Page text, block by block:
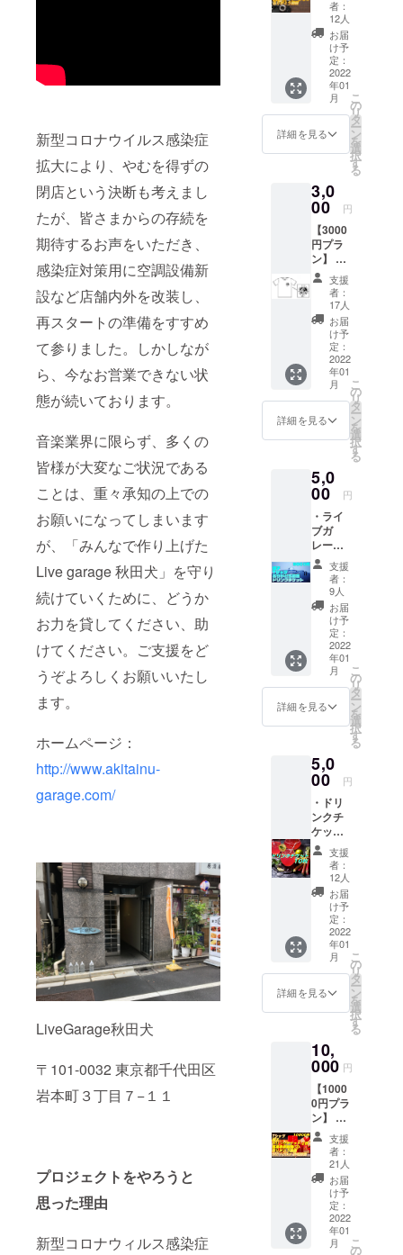
新型コロナウイルス感染症
拡大により、やむを得ずの
閉店という決断も考えまし
たが、皆さまからの存続を
期待するお声をいただき、
感染症対策用に空調設備新
設など店舗内外を改装し、
再スタートの準備をすすめ
て参りました。しかしなが
ら、今なお営業できない状
態が続いております。
音楽業界に限らず、多くの
皆様が大変なご状況である
ことは、重々承知の上での
お願いになってしまいます
が、「みんなで作り上げた
Live garage 秋田犬」を守り
続けていくために、どうか
お力を貸してください、助
けてください。ご支援をど
うぞよろしくお願いいたし
ます。
ホームページ：
http://www.akitainu-
garage.com/
LiveGarage秋田犬
〒101-0032 東京都千代田区
岩本町３丁目７−１１
プロジェクトをやろうと
思った理由
新型コロナウィルス感染症
画
1,000円
・オー
ナー馬
場孝幸
から感
謝の
メッ
セージ
シンプ
ルにご
ただけ
る方は
こちら
からお
願いし
ます。
メール
にて感
謝の
メッ
セージ
として
送らせ
ていた
だきま
す。
者：
12人
お届
け予
定：
2022
年01
月
詳細を見る
こ
の
リ
タ
ー
ン
を
選
択
す
る
3,0
00 円
【3000
円プラ
ン】 ・
ライブ
ガレー
ジ秋田
犬 オ
リジナ
ルTシャ
りがと
う動画
・ドリ
ンクチ
ケッ
ト 1枚
＝＝＝
＝＝＝
＝ ライ
ブガ
レージ
秋田
犬 オ
リジナ
ル T
シャツ
概要 サ
イズ：
S,M,L,L
L ※ 受注
生産と
なりま
すの
品また
は廃盤
により
仕様が
変更に
なる可
能性が
ござい
ます。
予めご
了承く
ださい
ますよ
うお願
い申し
上げま
す。 感
として
のあり
がとう
動画は
メール
にて送
らせて
いただ
きま
す。 ※
主催が
ライブ
ガレー
ジ秋田
支援
者：
17人
お届
け予
定：
2022
年01
月
詳細を見る
こ
の
リ
タ
ー
ン
を
選
択
す
る
5,0
00 円
・ライ
ブガ
レージ
秋田
犬 オ
リジナ
ルTシャ
ツ サ
イズ：
S,M,L,L
L いず
れか ・
帽
子
・あり
がとう
ドリン
クチ
ケット1
枚 ＝＝
＝＝＝
＝＝＝
＝＝ ラ
イブガ
レージ
秋田
犬 オ
リジナ
ル T
シャツ
概要 サ
イズ：
S,M,L,L
すの
で、
メー
カー欠
品また
は廃盤
により
仕様が
変更に
なる可
能性が
ござい
ます。
予めご
了承く
支援
者：
9人
お届
け予
定：
2022
年01
月
詳細を見る
こ
の
リ
タ
ー
ン
を
選
択
す
る
5,0
00 円
・ドリ
ンクチ
ケッ
ト 10
枚 ・あ
りがと
う動画
【秋田
犬ドリ
ンクチ
ケット
× 10
枚】 感
謝の
メッ
セージ
のあり
がとう
動画は
メール
にて送
らせて
いただ
きま
す。 ※
主催が
ライブ
ガレー
ジ秋田
犬では
無いイ
支援
者：
12人
お届
け予
定：
2022
年01
月
詳細を見る
こ
の
リ
タ
ー
ン
を
選
択
す
る
10,
000 円
【1000
0円プラ
ン】 ・
馬場孝
幸新録
CD 1曲
・ライ
ブガ
レージ
秋田
犬 オ
リジナ
支援
者：
21人
お届
け予
定：
2022
年01
月
こ
の